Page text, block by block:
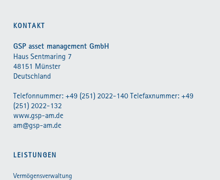
KONTAKT
GSP asset management GmbH
Haus Sentmaring 7
48151 Münster
Deutschland
Telefonnummer: +49 (251) 2022-140 Telefaxnummer: +49
(251) 2022-132
www.gsp-am.de
am@gsp-am.de
LEISTUNGEN
Vermögensverwaltung